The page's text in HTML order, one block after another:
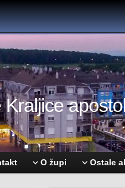
O župi Ostale